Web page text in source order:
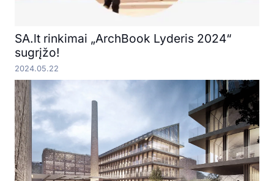
SA.lt rinkimai „ArchBook Lyderis 2024“
sugrįžo!
2024.05.22